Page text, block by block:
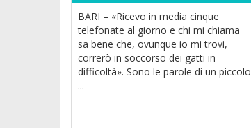
BARI – «Ricevo in media cinque
telefonate al giorno e chi mi chiama
sa bene che, ovunque io mi trovi,
correrò in soccorso dei gatti in
difficoltà». Sono le parole di un piccolo
...